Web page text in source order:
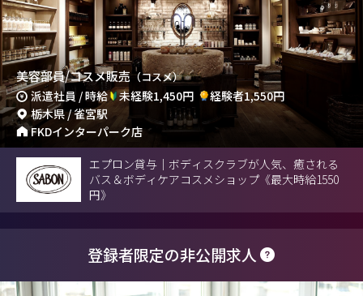
美容部員/コスメ販売（コスメ）
派遣社員 / 時給 未経験1,450円
経験者1,550円
栃木県 / 雀宮駅
FKDインターパーク店
エプロン貸与｜ボディスクラブが人気、癒される
バス＆ボディケアコスメショップ《最大時給1550
円》
登録者限定の非公開求人